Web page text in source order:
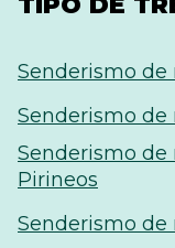
Senderismo de
Senderismo de
Senderismo de
Pirineos
Senderismo